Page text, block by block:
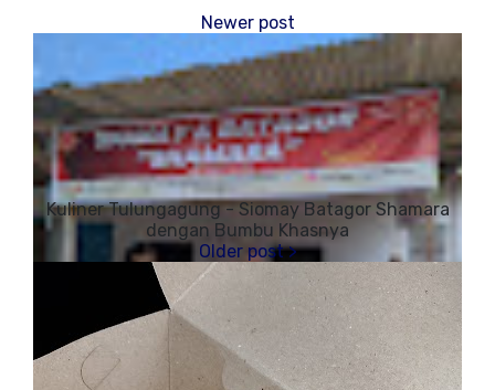
Kuliner Tulungagung - Siomay Batagor Shamara
dengan Bumbu Khasnya